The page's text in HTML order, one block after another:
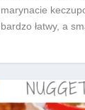
marynacie
bardzo łatwy, a